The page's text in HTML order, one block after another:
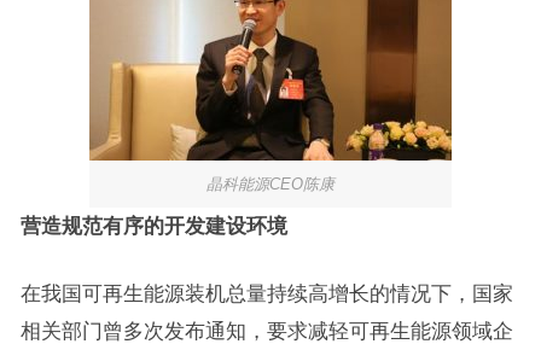
晶科能源CEO陈康
营造规范有序的开发建设环境
在我国可再生能源装机总量持续高增长的情况下，国家
相关部门曾多次发布通知，要求减轻可再生能源领域企